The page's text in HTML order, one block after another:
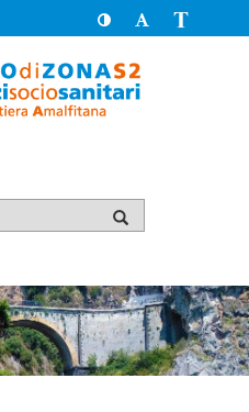
Toggle
High
Contrast
Toggle
Font a